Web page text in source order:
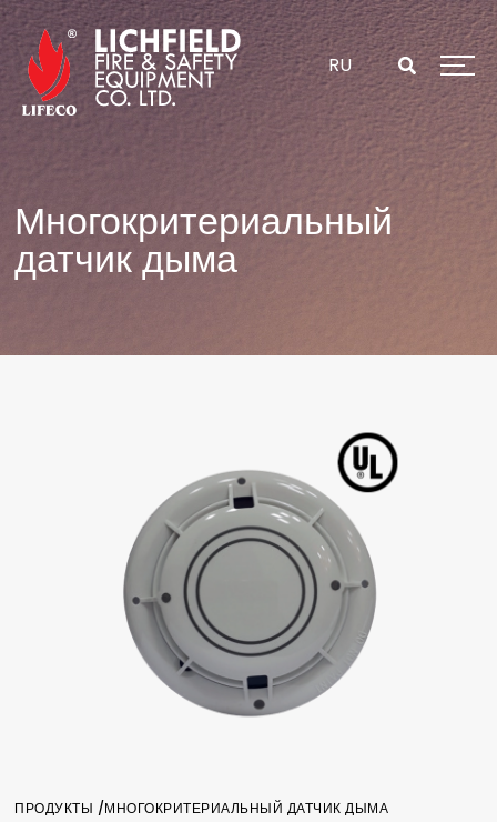
Перейти
содержанию
RU
Многокритериальный
датчик дыма
ПРОДУКТЫ /МНОГОКРИТЕРИАЛЬНЫЙ ДАТЧИК ДЫМА